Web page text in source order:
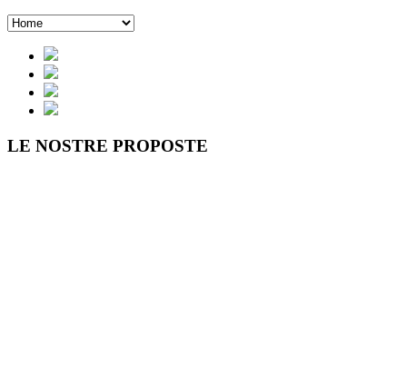
LE NOSTRE PROPOSTE